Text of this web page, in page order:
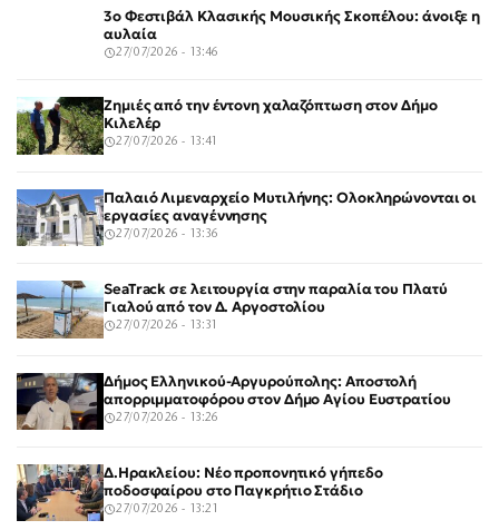
3ο Φεστιβάλ Κλασικής Μουσικής Σκοπέλου: άνοιξε η
αυλαία
27/07/2026 - 13:46
Ζημιές από την έντονη χαλαζόπτωση στον Δήμο
Κιλελέρ
27/07/2026 - 13:41
Παλαιό Λιμεναρχείο Μυτιλήνης: Ολοκληρώνονται οι
εργασίες αναγέννησης
27/07/2026 - 13:36
SeaTrack σε λειτουργία στην παραλία του Πλατύ
Γιαλού από τον Δ. Αργοστολίου
27/07/2026 - 13:31
Δήμος Ελληνικού-Αργυρούπολης: Αποστολή
απορριμματοφόρου στον Δήμο Αγίου Ευστρατίου
27/07/2026 - 13:26
Δ.Ηρακλείου: Νέο προπονητικό γήπεδο
ποδοσφαίρου στο Παγκρήτιο Στάδιο
27/07/2026 - 13:21